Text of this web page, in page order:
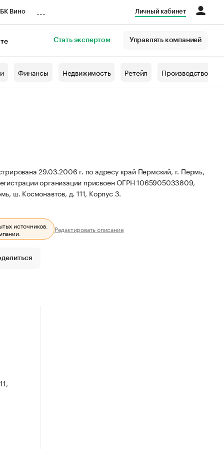
Вино Личный кабинет
Стать экспертом Управлять компанией
Финансы Недвижимость Ретейл Производство
29.03.2006 г. по адресу край Пермский, г. Пермь,
организации присвоен ОГРН 1065905033809,
ш. Космонавтов, д. 111, Корпус 3.
источников. Редактировать описание